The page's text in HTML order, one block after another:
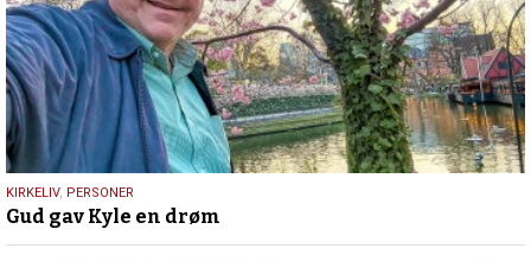
9.
juli
2026
KIRKELIV, PERSONER
Gud gav Kyle en drøm